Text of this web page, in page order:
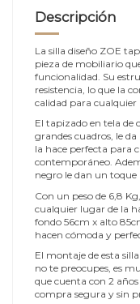
Descripción
La silla diseño ZOE
pieza de mobiliario
funcionalidad. Su
resistencia, lo que la
calidad para cualquier
El tapizado en tela de
grandes cuadros, le
la hace perfecta para
contemporáneo.
negro le dan un
Con un peso de 6,8
cualquier lugar de la
fondo 56cm x alto
hacen cómoda y
El montaje de esta
no te preocupes, es
que cuenta con 2
compra segura y sin